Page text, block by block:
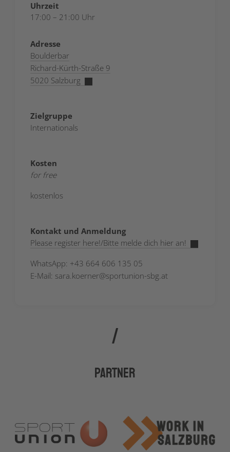
Uhrzeit
17:00 – 21:00 Uhr
Adresse
Boulderbar
Richard-Kürth-Straße 9
5020 Salzburg
Zielgruppe
Internationals
Kosten
for free
kostenlos
Kontakt und Anmeldung
Please register here!/Bitte melde dich hier an!
WhatsApp: +43 664 606 135 05
E-Mail: sara.koerner@sportunion-sbg.at
Partner